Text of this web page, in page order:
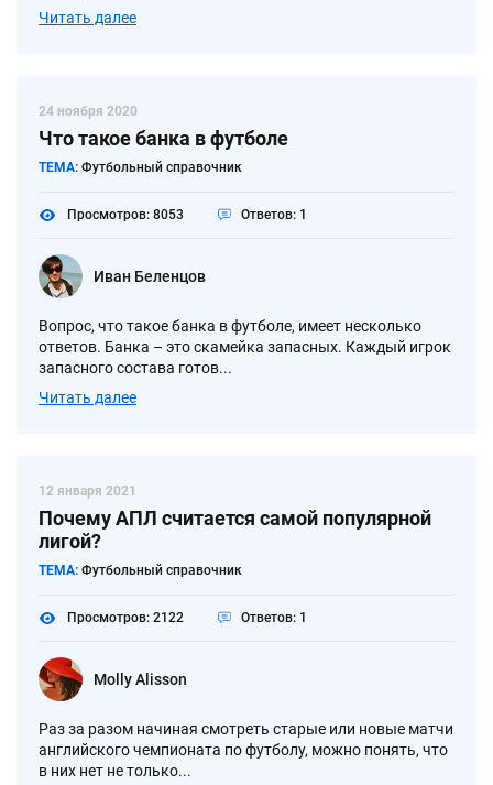
Читать далее
24 ноября 2020
Что такое банка в футболе
ТЕМА: Футбольный справочник
Просмотров: 8053 Ответов: 1
Иван Беленцов
Вопрос, что такое банка в футболе, имеет несколько
ответов. Банка – это скамейка запасных. Каждый игрок
запасного состава готов...
Читать далее
12 января 2021
Почему АПЛ считается самой популярной
лигой?
ТЕМА: Футбольный справочник
Просмотров: 2122 Ответов: 1
Molly Alisson
Раз за разом начиная смотреть старые или новые матчи
английского чемпионата по футболу, можно понять, что
в них нет не только...